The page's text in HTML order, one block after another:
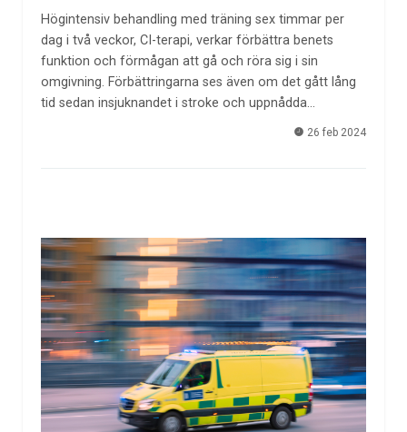
Högintensiv behandling med träning sex timmar per
dag i två veckor, CI-terapi, verkar förbättra benets
funktion och förmågan att gå och röra sig i sin
omgivning. Förbättringarna ses även om det gått lång
tid sedan insjuknandet i stroke och uppnådda…
26 feb 2024